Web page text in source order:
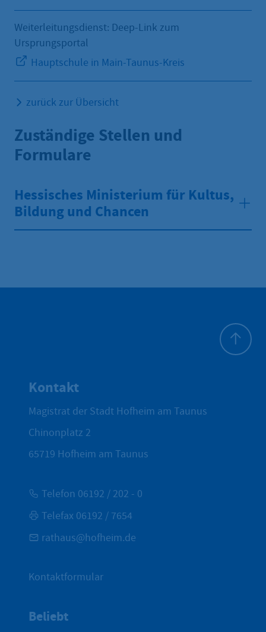
Weiterleitungsdienst: Deep-Link zum
Ursprungsportal
Hauptschule in Main-Taunus-Kreis
zurück zur Übersicht
Zuständige Stellen und
Formulare
Hessisches Ministerium für Kultus,
Bildung und Chancen
Kontakt
Magistrat der Stadt Hofheim am Taunus
Chinonplatz 2
65719 Hofheim am Taunus
Telefon 06192 / 202 - 0
Telefax 06192 / 7654
rathaus@hofheim.de
Kontaktformular
Beliebt